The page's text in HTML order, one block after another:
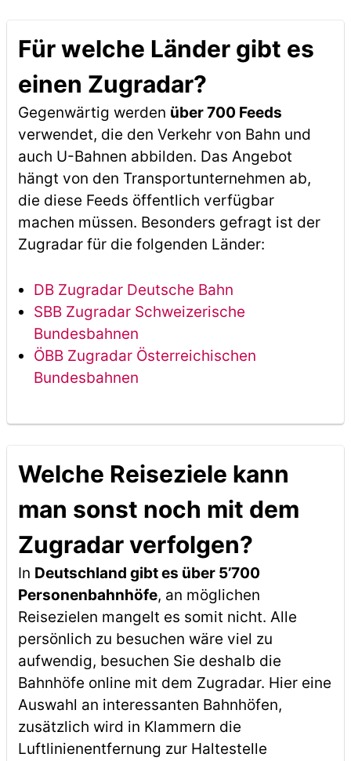
Für welche Länder gibt es
einen Zugradar?
Gegenwärtig werden über 700 Feeds
verwendet, die den Verkehr von Bahn und
auch U-Bahnen abbilden. Das Angebot
hängt von den Transportunternehmen ab,
die diese Feeds öffentlich verfügbar
machen müssen. Besonders gefragt ist der
Zugradar für die folgenden Länder:
DB Zugradar Deutsche Bahn
SBB Zugradar Schweizerische
Bundesbahnen
ÖBB Zugradar Österreichischen
Bundesbahnen
Welche Reiseziele kann
man sonst noch mit dem
Zugradar verfolgen?
In Deutschland gibt es über 5’700
Personenbahnhöfe, an möglichen
Reisezielen mangelt es somit nicht. Alle
persönlich zu besuchen wäre viel zu
aufwendig, besuchen Sie deshalb die
Bahnhöfe online mit dem Zugradar. Hier eine
Auswahl an interessanten Bahnhöfen,
zusätzlich wird in Klammern die
Luftlinienentfernung zur Haltestelle